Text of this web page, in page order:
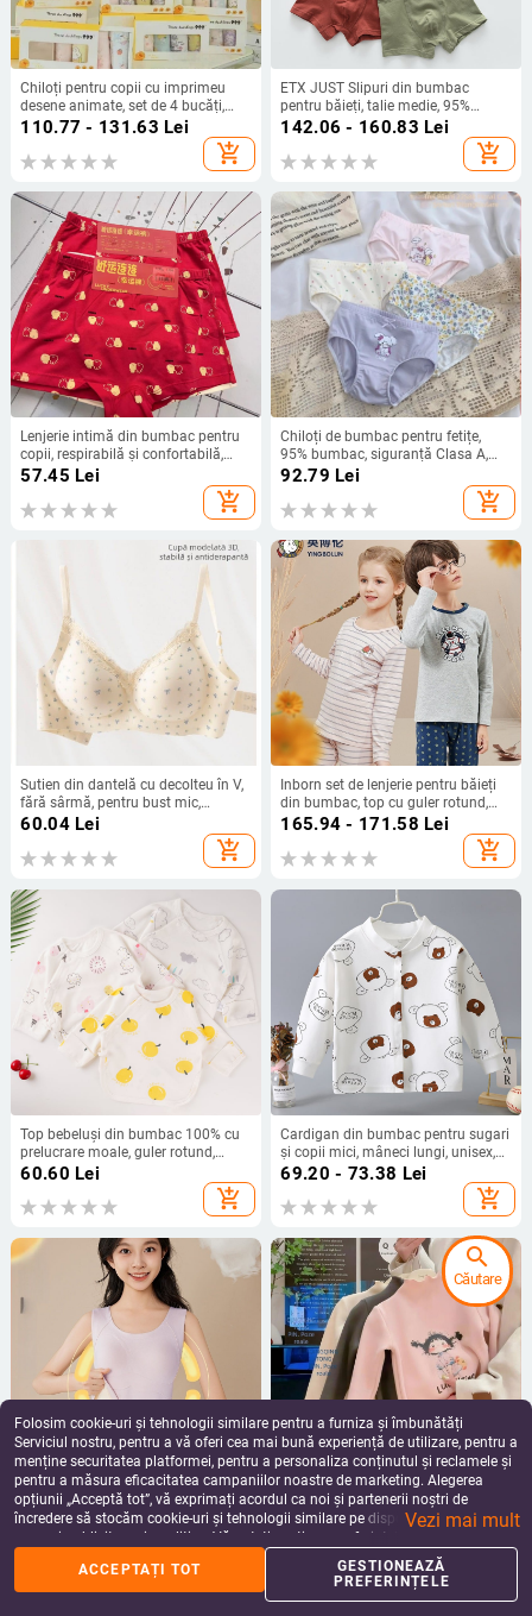
Chiloți pentru copii cu imprimeu
desene animate, set de 4 bucăți,
95% bumbac, pentru copii 3–8 ani
110.77 - 131.63 Lei
add_shopping_cart
ETX JUST Slipuri din bumbac
pentru băieți, talie medie, 95%
bumbac, copii 3–8 ani
142.06 - 160.83 Lei
add_shopping_cart
Lenjerie intimă din bumbac pentru
copii, respirabilă și confortabilă,
siguranță Clasei A, pentru copii de 8
57.45 Lei
add_shopping_cart
Chiloți de bumbac pentru fetițe,
95% bumbac, siguranță Clasa A,
brand Three ducklings, Primăvara
92.79 Lei
add_shopping_cart
Sutien din dantelă cu decolteu în V,
fără sârmă, pentru bust mic,
respirabil, adună sânii pe lateral,
60.04Lei
add_shopping_cart
Inborn set de lenjerie pentru băieți
din bumbac, top cu guler rotund,
model în dungii și desene animate,
material cu absorbție a umezelii.
165.94 - 171.58 Lei
add_shopping_cart
Top bebeluși din bumbac 100% cu
prelucrare moale, guler rotund,
unisex, clasă A
60.60 Lei
add_shopping_cart
Cardigan din bumbac pentru sugari
și copii mici, mâneci lungi, unisex,
100% bumbac, textură moale,
69.20 - 73.38 Lei
add_shopping_cart
Top călduros, fără cusur, pentru fete,
din cașmir și mătase de dudă
84.69Lei
add_shopping_cart
Tricou de bază pentru copii,
căptușit cu fleece pentru toamnă-
iarnă, fete, 3–8 ani, 100% poliester
122.66 - 129.96Lei
add_shopping_cart
Folosim cookie-uri și tehnologii similare pentru a furniza și îmbunătăți
Serviciul nostru, pentru a vă oferi cea mai bună experiență de utilizare, pentru a
menține securitatea platformei, pentru a personaliza conținutul și reclamele și
pentru a măsura eficacitatea campaniilor noastre de marketing. Alegerea
opțiunii „Acceptă tot”, vă exprimați acordul ca noi și partenerii noștri de
încredere să stocăm cookie-uri și tehnologii similare pe dispozitivul dvs. în
scopuri publicitare și analitice. Vă puteți gestiona preferințele în orice moment
făcând clic pe „Gestionează preferințele”. Pentru mai multe informații, vă
rugăm să consultațiPolitica noastră de confidențialitate.
Vezi mai mult
ACCEPTAȚI TOT
GESTIONEAZĂ
PREFERINȚELE
search
Căutare